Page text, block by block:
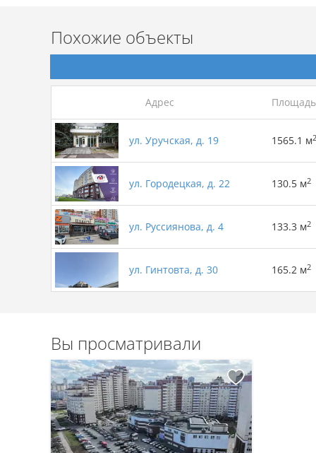
Похожие объекты
Адрес Площадь
ул. Уручская, д. 19 1565.1 м2
ул. Городецкая, д. 22 130.5 м2
ул. Руссиянова, д. 4 133.3 м2
ул. Гинтовта, д. 30 165.2 м2
Вы просматривали